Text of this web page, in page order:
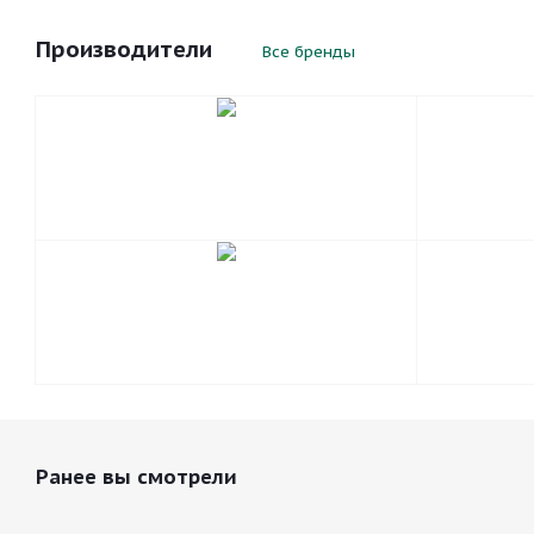
Производители Все бренды
Ранее вы смотрели